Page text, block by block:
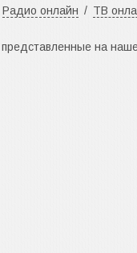
Радио онлайн / ТВ
на